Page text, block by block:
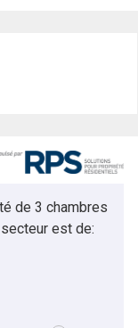
de 3 chambres
est de: